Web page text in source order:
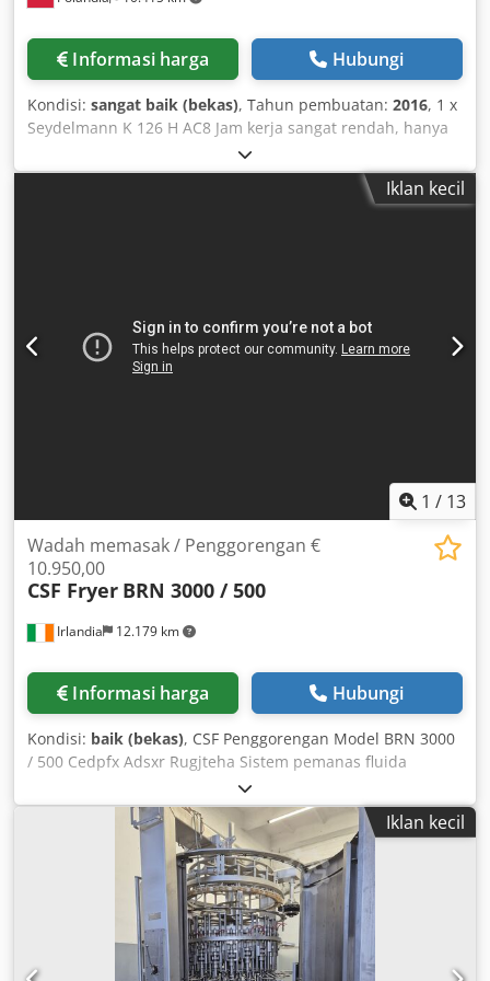
m/min Maximum oil level (above conveyor): 20 mm.
Informasi harga Hubungi
Kondisi: sangat baik (bekas), Tahun pembuatan: 2016, 1 x
Seydelmann K 126 H AC8 Jam kerja sangat rendah, hanya
1800 jam Tahun pembuatan: 2016 Chodpfx Aozaffwodtja
Video tersedia atas permintaan
Iklan kecil
1 / 13
Irlandia 12.179 km
Wadah memasak / Penggorengan €
10.950,00
CSF Fryer BRN 3000 / 500
Informasi harga Hubungi
Kondisi: baik (bekas), CSF Penggorengan Model BRN 3000
/ 500 Cedpfx Adsxr Rugjteha Sistem pemanas fluida
terminal Digunakan setiap hari Harga € 10.950,00 Kami
dapat mengatur pengiriman.
Iklan kecil